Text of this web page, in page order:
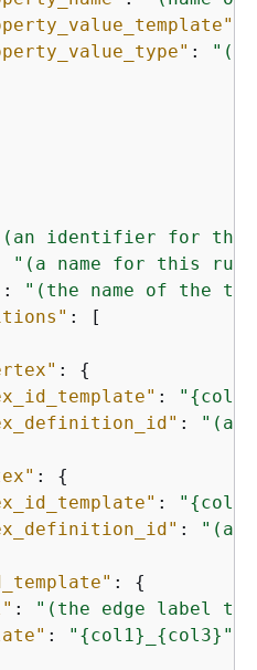
:
identifier for
"(a name for this
:
"(the name of the
: [
: {
: " {
:
"(an
: {
: " {
:
"(an
: {
:
"(the edge label to
: " {col1}_ {col3}"